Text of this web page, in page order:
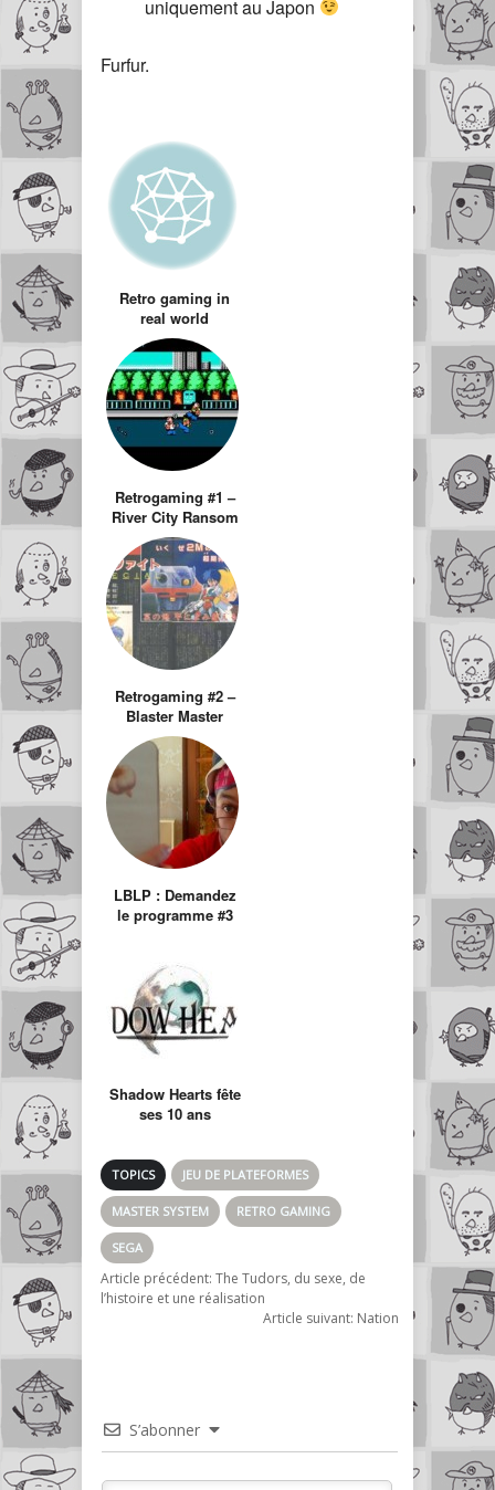
uniquement au Japon
Furfur.
Retro gaming in
real world
Retrogaming #1 –
River City Ransom
Retrogaming #2 –
Blaster Master
LBLP : Demandez
le programme #3
Shadow Hearts fête
ses 10 ans
TOPICS JEU DE PLATEFORMES
MASTER SYSTEM RETRO GAMING
SEGA
Article précédent: The Tudors, du sexe, de
l’histoire et une réalisation
Article suivant: Nation
S’abonner